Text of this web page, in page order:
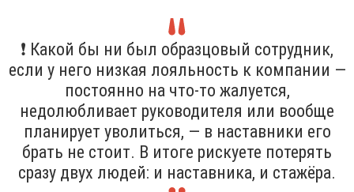
❗ Какой бы ни был образцовый сотрудник,
если у него низкая лояльность к компании —
постоянно на что-то жалуется,
недолюбливает руководителя или вообще
планирует уволиться, — в наставники его
брать не стоит. В итоге рискуете потерять
сразу двух людей: и наставника, и стажёра.